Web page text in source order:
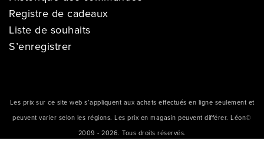
Registre de cadeaux
Liste de souhaits
S’enregistrer
Les prix sur ce site web s’appliquent aux achats effectués en ligne seulement et
peuvent varier selon les régions. Les prix en magasin peuvent différer. Léon©
2009 - 2026. Tous droits réservés.